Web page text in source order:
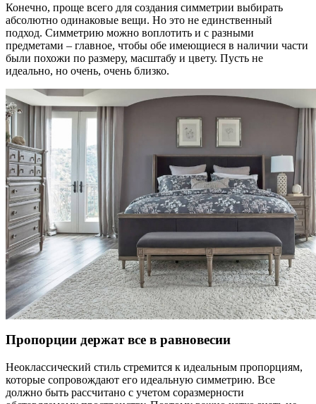
Конечно, проще всего для создания симметрии выбирать
абсолютно одинаковые вещи. Но это не единственный
подход. Симметрию можно воплотить и с разными
предметами – главное, чтобы обе имеющиеся в наличии части
были похожи по размеру, масштабу и цвету. Пусть не
идеально, но очень, очень близко.
Пропорции держат все в равновесии
Неоклассический стиль стремится к идеальным пропорциям,
которые сопровождают его идеальную симметрию. Все
должно быть рассчитано с учетом соразмерности